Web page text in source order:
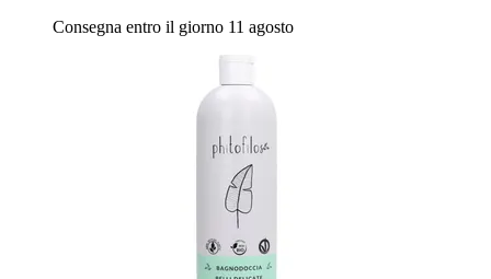
Consegna entro il giorno 11 agosto